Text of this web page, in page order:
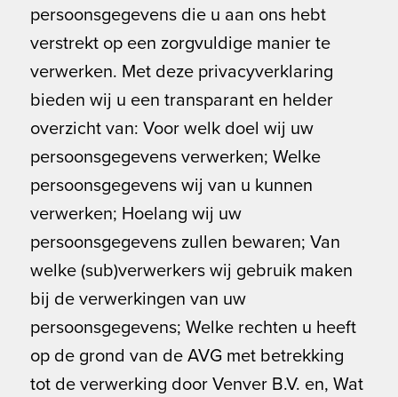
persoonsgegevens die u aan ons hebt
verstrekt op een zorgvuldige manier te
verwerken. Met deze privacyverklaring
bieden wij u een transparant en helder
overzicht van: Voor welk doel wij uw
persoonsgegevens verwerken; Welke
persoonsgegevens wij van u kunnen
verwerken; Hoelang wij uw
persoonsgegevens zullen bewaren; Van
welke (sub)verwerkers wij gebruik maken
bij de verwerkingen van uw
persoonsgegevens; Welke rechten u heeft
op de grond van de AVG met betrekking
tot de verwerking door Venver B.V. en, Wat